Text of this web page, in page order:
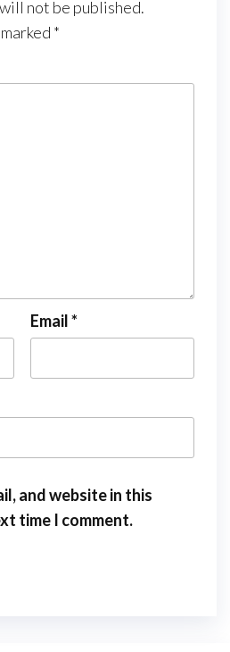
not be published.
*
Email*
and website in this
time I comment.